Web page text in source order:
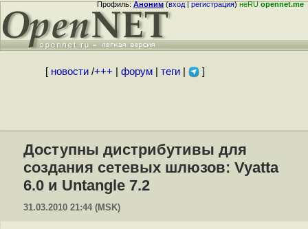
Профиль:Аноним(вход|регистрация)неRUopennet.me
[ новости/+++ форум| теги| ]
Доступны дистрибутивы для
создания сетевых шлюзов: Vyatta
6.0 и Untangle 7.2
31.03.2010 21:44 (MSK)